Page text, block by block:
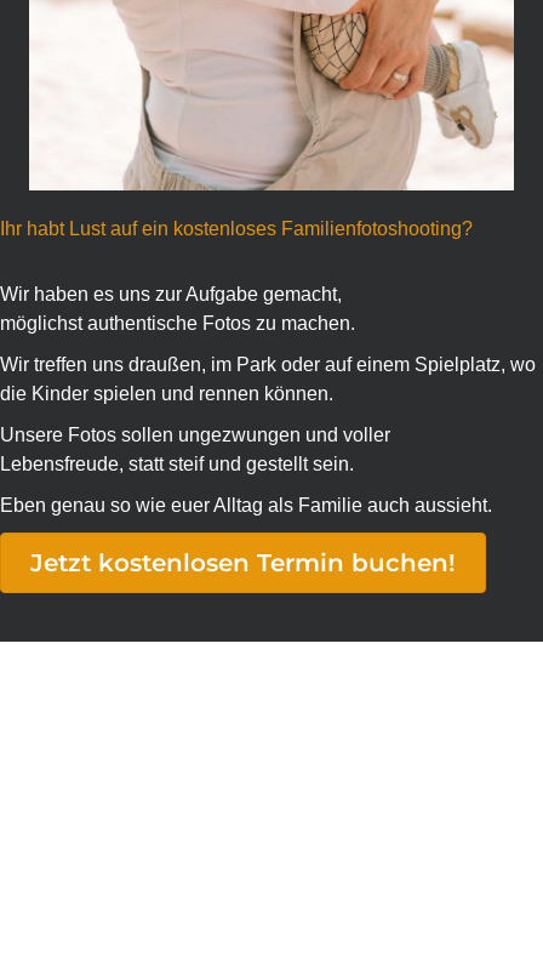
Ihr habt Lust auf ein kostenloses Familienfotoshooting?
Wir haben es uns zur Aufgabe gemacht,
möglichst authentische Fotos zu machen.
Wir treffen uns draußen, im Park oder auf einem Spielplatz, wo
die Kinder spielen und rennen können.
Unsere Fotos sollen ungezwungen und voller
Lebensfreude, statt steif und gestellt sein.
Eben genau so wie euer Alltag als Familie auch aussieht.
Jetzt kostenlosen Termin buchen!